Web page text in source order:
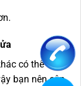
có thể có
bạn nên cân